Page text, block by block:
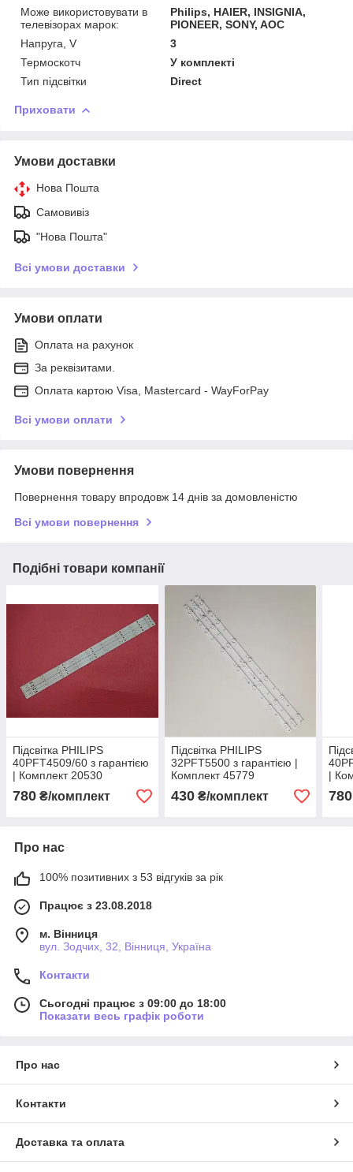
Може використовувати в
телевізорах марок:
Philips, HAIER, INSIGNIA,
PIONEER, SONY, AOC
Напруга, V
3
Термоскотч
У комплекті
Тип підсвітки
Direct
Приховати
Умови доставки
Нова Пошта
Самовивіз
"Нова Пошта"
Всі умови доставки
Умови оплати
Оплата на рахунок
За реквізитами.
Оплата картою Visa, Mastercard - WayForPay
Всі умови оплати
Умови повернення
Повернення товару впродовж 14 днів за домовленістю
Всі умови повернення
Подібні товари компанії
Підсвітка PHILIPS
40PFT4509/60 з гарантією
| Комплект 20530
780 ₴/комплект
Підсвітка PHILIPS
32PFT5500 з гарантією |
Комплект 45779
430₴/комплект
|
780
Про нас
100% позитивних з 53 відгуків за рік
Працює з 23.08.2018
м. Вінниця
вул. Зодчих, 32, Вінниця, Україна
Контакти
Сьогодні працює з 09:00 до 18:00
Показати весь графік роботи
Про нас
Контакти
Доставка та оплата